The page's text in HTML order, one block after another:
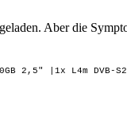
Aber die
2,5" |1x L4m DVB-